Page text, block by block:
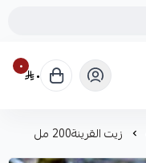
٠ ٠
زيت القرينة200 مل